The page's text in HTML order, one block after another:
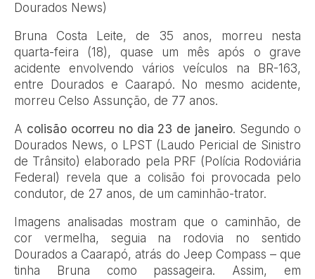
Dourados News)
Bruna Costa Leite, de 35 anos, morreu nesta
quarta-feira (18), quase um mês após o grave
acidente envolvendo vários veículos na BR-163,
entre Dourados e Caarapó. No mesmo acidente,
morreu Celso Assunção, de 77 anos.
A colisão ocorreu no dia 23 de janeiro. Segundo o
Dourados News, o LPST (Laudo Pericial de Sinistro
de Trânsito) elaborado pela PRF (Polícia Rodoviária
Federal) revela que a colisão foi provocada pelo
condutor, de 27 anos, de um caminhão-trator.
Imagens analisadas mostram que o caminhão, de
cor vermelha, seguia na rodovia no sentido
Dourados a Caarapó, atrás do Jeep Compass – que
tinha Bruna como passageira. Assim, em